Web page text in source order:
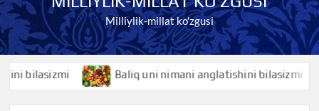
Milliylik-millat ko'zgusi
Baliq uni nimani anglatishini bilasizmi